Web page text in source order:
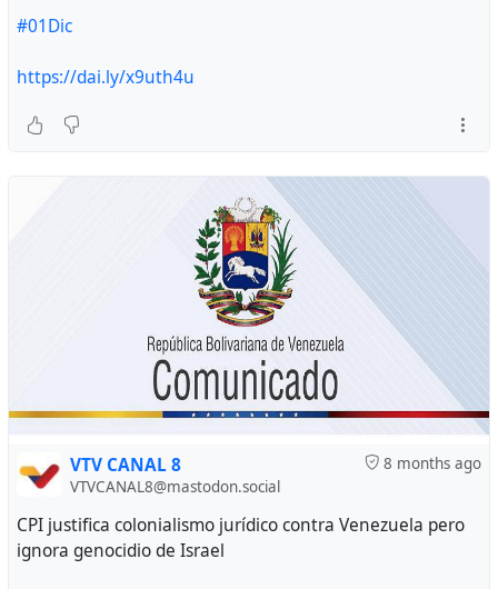
#01Dic
https://dai.ly/x9uth4u
8 months ago
VTV CANAL 8
VTVCANAL8@mastodon.social
CPI justifica colonialismo jurídico contra Venezuela pero
ignora genocidio de Israel